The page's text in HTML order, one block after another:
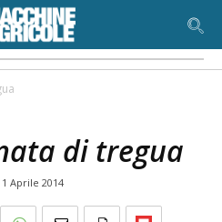
di tregua
1 Aprile 2014